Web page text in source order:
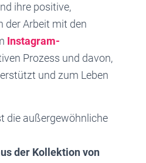
ihre positive,
der Arbeit mit den
Instagram-
Prozess und davon,
und zum Leben
die außergewöhnliche
der Kollektion von